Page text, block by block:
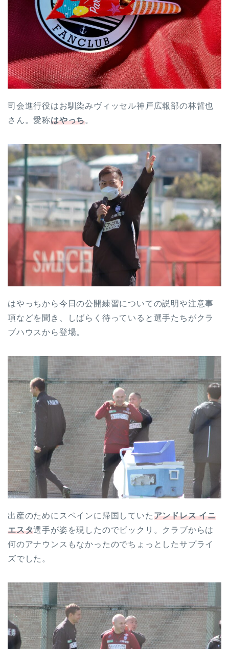
司会進行役はお馴染みヴィッセル神戸広報部の林哲也
さん。愛称はやっち。
はやっちから今日の公開練習についての説明や注意事
項などを聞き、しばらく待っていると選手たちがクラ
ブハウスから登場。
出産のためにスペインに帰国していたアンドレス イニ
エスタ選手が姿を現したのでビックリ。クラブからは
何のアナウンスもなかったのでちょっとしたサプライ
ズでした。